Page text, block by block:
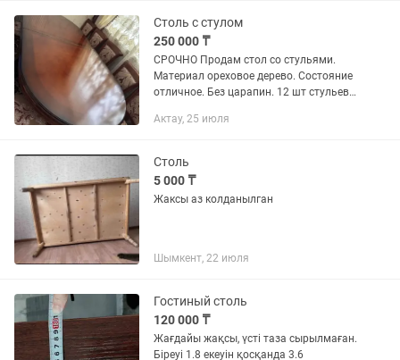
Столь с стулом
250 000 ₸
СРОЧНО Продам стол со стульями.
Материал ореховое дерево. Состояние
отличное. Без царапин. 12 шт стульев.
метра.
Актау, 25 июля
Столь
5 000 ₸
Жаксы аз колданылган
Шымкент, 22 июля
Гостиный столь
120 000 ₸
Жағдайы жақсы, үсті таза сырылмаған.
Біреуі 1.8 екеуін қосқанда 3.6